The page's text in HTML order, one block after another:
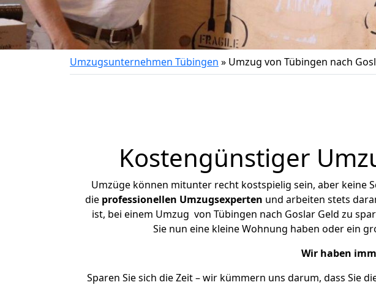
Umzugsunternehmen Tübingen » Umzug von Tübingen nach
Kostengünstiger
Umzüge können mitunter recht kostspielig sein, aber keine
die professionellen Umzugsexperten und arbeiten stets
ist, bei einem Umzug von Tübingen nach Goslar Geld zu
Sie nun eine kleine Wohnung haben oder ein
Wir haben
Sparen Sie sich die Zeit – wir kümmern uns darum, dass Sie